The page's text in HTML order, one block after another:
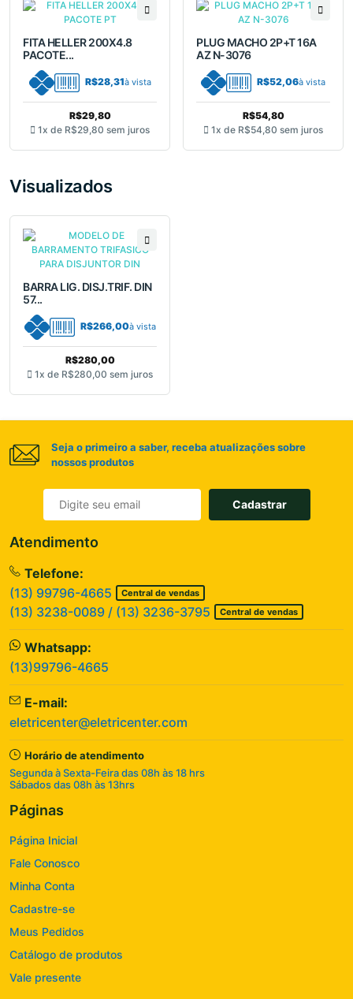
FITA HELLER 200X4.8
PACOTE...
R$28,31à vista
R$29,80
1x de R$29,80 sem juros
PLUG MACHO 2P+T 16A
AZ N-3076
R$52,06à vista
R$54,80
1x de R$54,80 sem juros
Visualizados
BARRA LIG. DISJ.TRIF. DIN
57...
R$266,00à vista
R$280,00
1x de R$280,00 sem juros
Seja o primeiro a saber, receba atualizações sobre
nossos produtos
Cadastrar
Atendimento
Telefone:
(13) 99796-4665
Central de vendas
(13) 3238-0089 / (13) 3236-3795 Central de vendas
Whatsapp:
(13)99796-4665
E-mail:
eletricenter@eletricenter.com
Horário de atendimento
Segunda à Sexta-Feira das 08h às 18 hrs
Sábados das 08h às 13hrs
Páginas
Página Inicial
Fale Conosco
Minha Conta
Cadastre-se
Meus Pedidos
Catálogo de produtos
Vale presente